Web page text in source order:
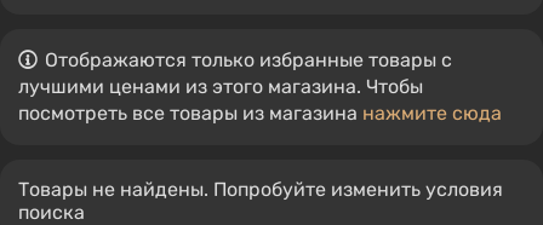
Отображаются только избранные товары с
лучшими ценами из этого магазина. Чтобы
посмотреть все товары из магазина нажмите сюда
Товары не найдены. Попробуйте изменить условия
поиска